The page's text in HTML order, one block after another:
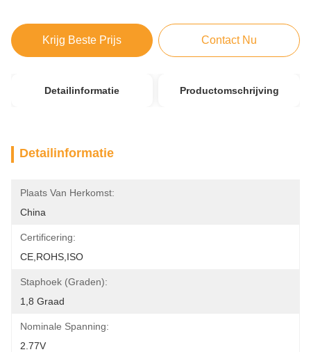
Krijg Beste Prijs Contact Nu
Detailinformatie Productomschrijving
Detailinformatie
Plaats Van Herkomst:
China
Certificering:
CE,ROHS,ISO
Staphoek (graden):
1,8 Graad
Nominale Spanning:
2.77V